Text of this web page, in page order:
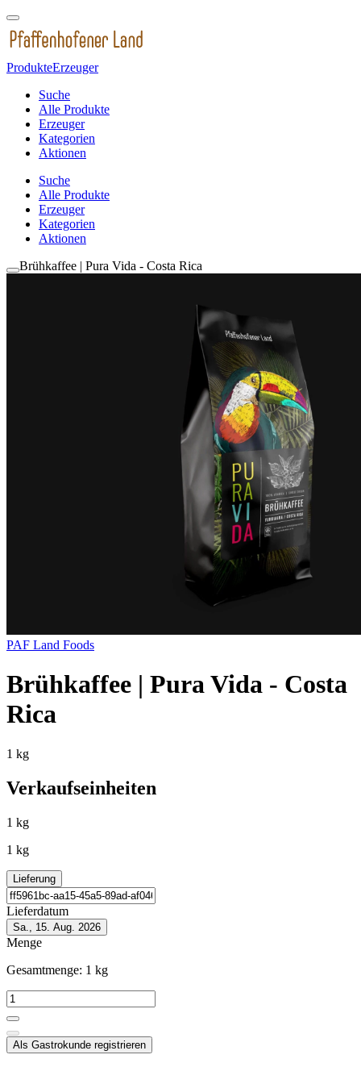
ProdukteErzeuger
Suche
Alle Produkte
Erzeuger
Kategorien
Aktionen
Suche
Alle Produkte
Erzeuger
Kategorien
Aktionen
Brühkaffee | Pura Vida - Costa Rica
PAF Land Foods
Brühkaffee | Pura Vida - Costa
Rica
1 kg
Verkaufseinheiten
1 kg
1 kg
Lieferung
Lieferdatum
Sa., 15. Aug. 2026
Menge
Gesamtmenge: 1 kg
Als Gastrokunde registrieren